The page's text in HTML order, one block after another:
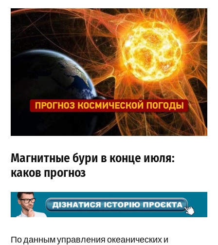
Магнитные бури в конце июля:
каков прогноз
По данным управления океанических и